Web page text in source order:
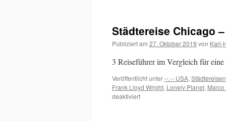
Städtereise Chicago
Publiziert am 27. Oktober 2019 von Karl-
3 Reiseführer im Vergleich für
Veröffentlicht unter--.-- USA, Städtereisen
Frank Lloyd Wright, Lonely Planet,
deaktiviertfür